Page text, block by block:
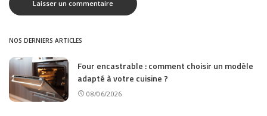
NOS DERNIERS ARTICLES
Four encastrable : comment choisir un modèle
adapté à votre cuisine ?
08/06/2026